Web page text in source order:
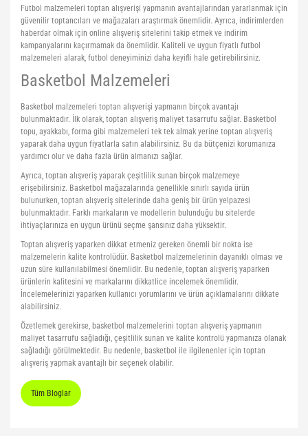
Futbol malzemeleri toptan alışverişi yapmanın avantajlarından yararlanmak için
güvenilir toptancıları ve mağazaları araştırmak önemlidir. Ayrıca, indirimlerden
haberdar olmak için online alışveriş sitelerini takip etmek ve indirim
kampanyalarını kaçırmamak da önemlidir. Kaliteli ve uygun fiyatlı futbol
malzemeleri alarak, futbol deneyiminizi daha keyifli hale getirebilirsiniz.
Basketbol Malzemeleri
Basketbol malzemeleri toptan alışverişi yapmanın birçok avantajı
bulunmaktadır. İlk olarak, toptan alışveriş maliyet tasarrufu sağlar. Basketbol
topu, ayakkabı, forma gibi malzemeleri tek tek almak yerine toptan alışveriş
yaparak daha uygun fiyatlarla satın alabilirsiniz. Bu da bütçenizi korumanıza
yardımcı olur ve daha fazla ürün almanızı sağlar.
Ayrıca, toptan alışveriş yaparak çeşitlilik sunan birçok malzemeye
erişebilirsiniz. Basketbol mağazalarında genellikle sınırlı sayıda ürün
bulunurken, toptan alışveriş sitelerinde daha geniş bir ürün yelpazesi
bulunmaktadır. Farklı markaların ve modellerin bulunduğu bu sitelerde
ihtiyaçlarınıza en uygun ürünü seçme şansınız daha yüksektir.
Toptan alışveriş yaparken dikkat etmeniz gereken önemli bir nokta ise
malzemelerin kalite kontrolüdür. Basketbol malzemelerinin dayanıklı olması ve
uzun süre kullanılabilmesi önemlidir. Bu nedenle, toptan alışveriş yaparken
ürünlerin kalitesini ve markalarını dikkatlice incelemek önemlidir.
İncelemelerinizi yaparken kullanıcı yorumlarını ve ürün açıklamalarını dikkate
alabilirsiniz.
Özetlemek gerekirse, basketbol malzemelerini toptan alışveriş yapmanın
maliyet tasarrufu sağladığı, çeşitlilik sunan ve kalite kontrolü yapmanıza olanak
sağladığı görülmektedir. Bu nedenle, basketbol ile ilgilenenler için toptan
alışveriş yapmak avantajlı bir seçenek olabilir.
Tüm Bloglar